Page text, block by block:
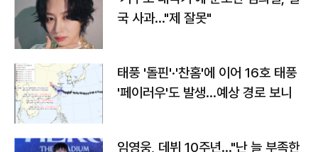
국 사과…"제 잘못"
태풍 '돌핀'·'찬홈'에 이어 16호 태풍
'페이러우'도 발생…예상 경로 보니
임영웅, 데뷔 10주년…"난 늘 부족한